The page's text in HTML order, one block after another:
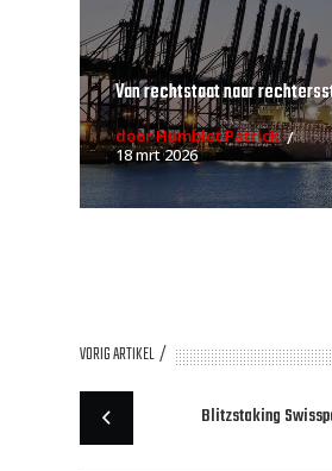
Van rechtstaat naar
door Humblet Patrick
18 mrt 2026
VORIG ARTIKEL
Blitzstaking